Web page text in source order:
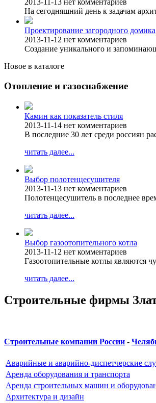
2013-11-13 нет комментариев
На сегодняшний день к задачам
Проектирование загородного домика
2013-11-12 нет комментариев
Создание уникального и
Новое в каталоге
Отопление и газоснабжение
Камин как показатель стиля
2013-11-14 нет комментариев
В последние 30 лет среди россиян
читать далее...
Выбор полотенцесушителя
2013-11-13 нет комментариев
Полотенцесушитель в последнее
читать далее...
Выбор газоотопительного котла
2013-11-12 нет комментариев
Газоотопительные котлы являются
читать далее...
Строительные фирмы
Строительные компании России -
Аварийные и аварийно-диспетчерские
Аренда оборудования и транспорта
Аренда строительных машин и
Архитектура и дизайн